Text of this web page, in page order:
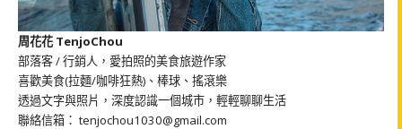
周花花 TenjoChou
部落客 / 行銷人，愛拍照的美食旅遊作家
喜歡美食(拉麵/咖啡狂熱)、棒球、搖滾樂
透過文字與照片，深度認識一個城市，輕輕聊聊生活
聯絡信箱： tenjochou1030@gmail.com